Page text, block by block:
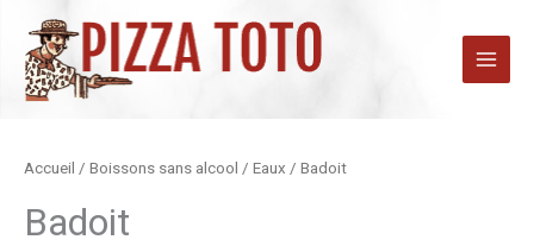
contenu
Accueil / Boissons sans alcool / Eaux / Badoit
Badoit
quantité
Badoit